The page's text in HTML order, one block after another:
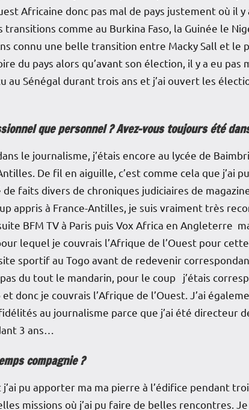
Africaine donc pas mal de pays justement où il
transitions comme au Burkina Faso, la Guinée le
connu une belle transition entre Macky Sall et le
du pays alors qu’avant son élection, il y a eu pas
au Sénégal durant trois ans et j’ai ouvert les
que personnel ? Avez-vous toujours été
le journalisme, j’étais encore au lycée de
De fil en aiguille, c’est comme cela que j’ai
faits divers de chroniques judiciaires de
appris à France-Antilles, je suis vraiment très
BFM TV à Paris puis Vox Africa en Angleterre
lequel je couvrais l’Afrique de l’Ouest pour
sportif au Togo avant de redevenir
du tout le mandarin, pour le coup j’étais
donc je couvrais l’Afrique de l’Ouest. J’ai
au journalisme parce que j’ai été directeur
3 ans…
compagnie ?
pu apporter ma ma pierre à l’édifice pendant
missions où j’ai pu faire de belles rencontres.